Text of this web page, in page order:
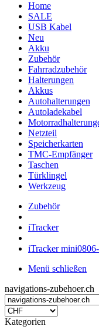
Home
SALE
USB Kabel
Neu
Akku
Zubehör
Fahrradzubehör
Halterungen
Akkus
Autohalterungen
Autoladekabel
Netzteil
Speicherkarten
TMC-Empfänger
Taschen
Türklingel
Werkzeug
Zubehör
iTracker
iTracker
Menü schließen
navigations-zubehoer.ch
Kategorien